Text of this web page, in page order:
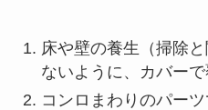
床や壁の養生（掃除
ないように、カバーで
コンロまわりのパー